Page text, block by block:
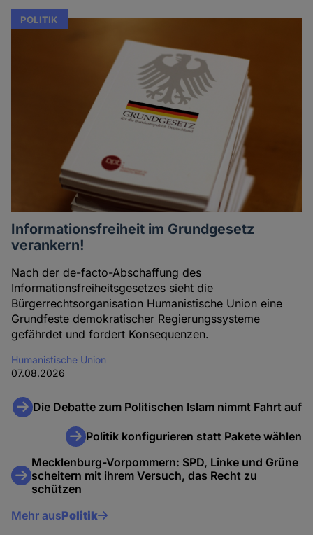
POLITIK
Informationsfreiheit im Grundgesetz
verankern!
Nach der de-facto-Abschaffung des
Informationsfreiheitsgesetzes sieht die
Bürgerrechtsorganisation Humanistische Union eine
Grundfeste demokratischer Regierungssysteme
gefährdet und fordert Konsequenzen.
Humanistische Union
07.08.2026
Die Debatte zum Politischen Islam nimmt Fahrt auf
Politik konfigurieren statt Pakete wählen
Mecklenburg-Vorpommern: SPD, Linke und Grüne
scheitern mit ihrem Versuch, das Recht zu
schützen
Mehr ausPolitik